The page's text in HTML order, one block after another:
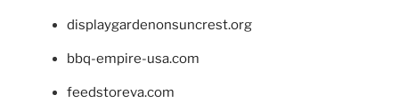
displaygardenonsuncrest.org
bbq-empire-usa.com
feedstoreva.com